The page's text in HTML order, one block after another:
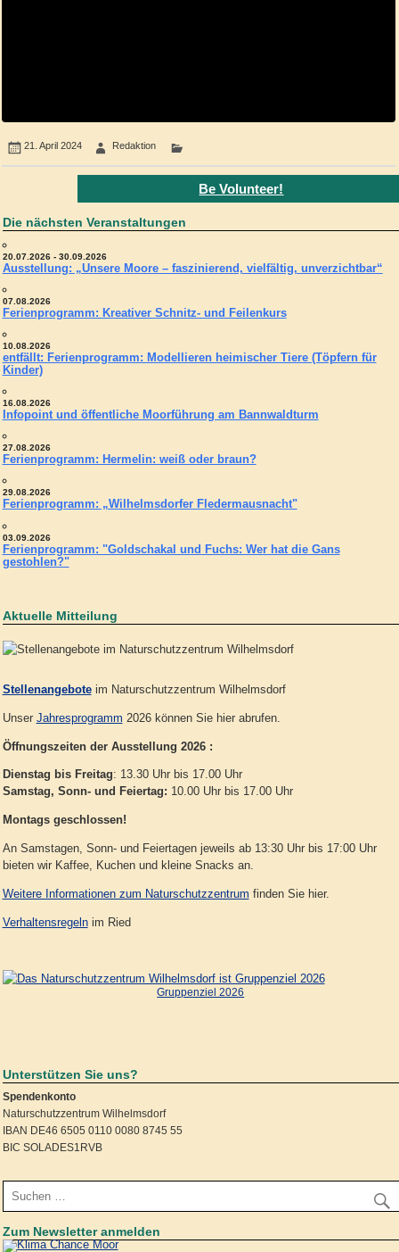
21. April 2024 Redaktion
Be Volunteer!
Die nächsten Veranstaltungen
20.07.2026 - 30.09.2026
Ausstellung: „Unsere Moore – faszinierend, vielfältig, unverzichtbar“
07.08.2026
Ferienprogramm: Kreativer Schnitz- und Feilenkurs
10.08.2026
entfällt: Ferienprogramm: Modellieren heimischer Tiere (Töpfern für
Kinder)
16.08.2026
Infopoint und öffentliche Moorführung am Bannwaldturm
27.08.2026
Ferienprogramm: Hermelin: weiß oder braun?
29.08.2026
Ferienprogramm: „Wilhelmsdorfer Fledermausnacht"
03.09.2026
Ferienprogramm: "Goldschakal und Fuchs: Wer hat die Gans
gestohlen?"
Aktuelle Mitteilung
Stellenangeboteim Naturschutzzentrum Wilhelmsdorf
Unser Jahresprogramm 2026 können Sie hier abrufen.
Öffnungszeiten der Ausstellung 2026 :
Dienstag bis Freitag: 13.30 Uhr bis 17.00 Uhr
Samstag, Sonn- und Feiertag: 10.00 Uhr bis 17.00 Uhr
Montags geschlossen!
An Samstagen, Sonn- und Feiertagen jeweils ab 13:30 Uhr bis 17:00 Uhr
bieten wir Kaffee, Kuchen und kleine Snacks an.
Weitere Informationen zum Naturschutzzentrum finden Sie hier.
Verhaltensregelnim Ried
Gruppenziel 2026
Unterstützen Sie uns?
Spendenkonto
Naturschutzzentrum Wilhelmsdorf
IBAN DE46 6505 0110 0080 8745 55
BIC SOLADES1RVB
Zum Newsletter anmelden